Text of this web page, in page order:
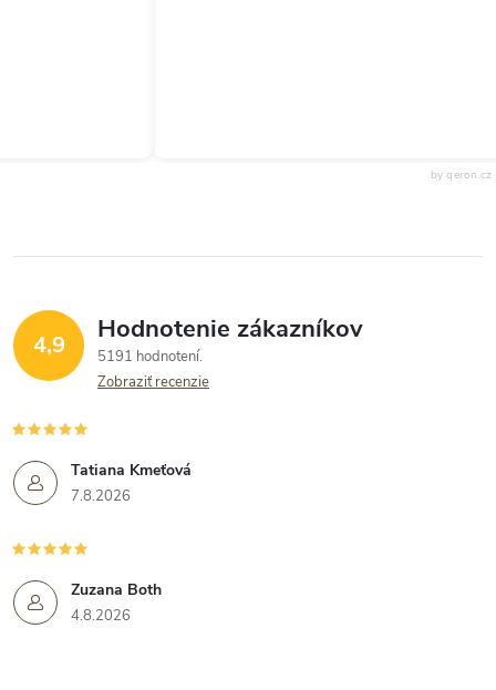
by qeron.cz
4,9 Hodnotenie zákazníkov
5191 hodnotení
Zobraziť recenzie
Tatiana Kmeťová
7.8.2026
Zuzana Both
4.8.2026